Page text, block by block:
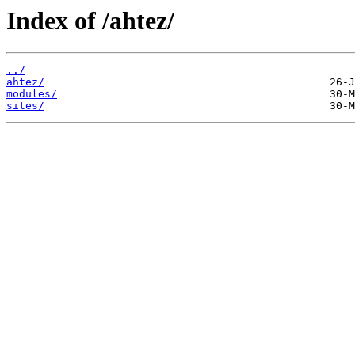
Index of /ahtez/
../
ahtez/
modules/
sites/